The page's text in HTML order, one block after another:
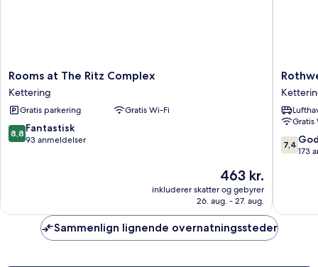
Rooms
at
The
Ritz
Complex
Kettering
Rooms at The Ritz Complex
Kettering
Gratis parkering Gratis Wi-Fi
8.8
ud
8,8 Fantastisk
93 anmeldelser
Prisen
463 kr.
463 kr.
inkluderer skatter og gebyrer
26. aug. - 27. aug.
Rothwell
House
Hotel
.
Gratis
7.4
ud
7,4
173
Sammenlign lignende overnatningssteder